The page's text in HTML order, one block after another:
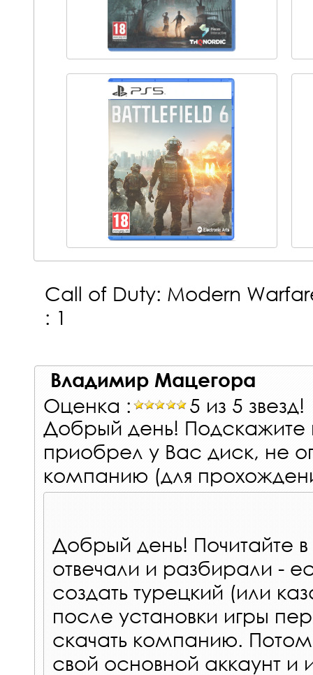
Call of Duty: Modern
: 1
Владимир Мацегора
Оценка :
5 из 5 звезд!
Добрый день! Подскажите
приобрел у Вас диск, не
компанию (для
Добрый день! Почитайте
отвечали и разбирали -
создать турецкий (или
после установки игры
скачать компанию.
свой основной аккаунт и